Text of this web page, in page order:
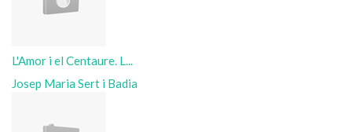
L'Amor i el Centaure. L...
Josep Maria Sert i Badia